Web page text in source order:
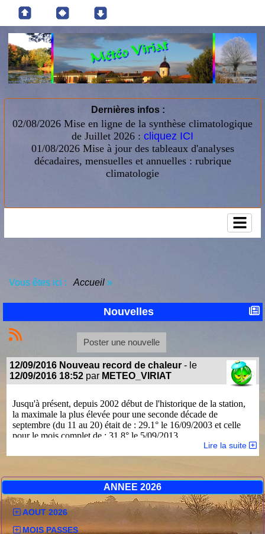
Dernières infos :
02/08/2026 Mise en ligne de la synthèse climatologique
de Juillet 2026 : cliquez ICI
01/08/2026 Mise à jour des tableaux d'analyses
décadaires, mensuelles et annuelles : rubrique
climatologie
ANNEE 2026
AOUT 2026
MOIS PASSES
Vous êtes ici : Accueil »
Nouvelles
Poster une nouvelle
12/09/2016 Nouveau record de chaleur - le
12/09/2016 18:52par METEO_VIRIAT
Jusqu'à présent, depuis 2002 début de l'historique de la station,
la maximale la plus élevée pour une seconde décade de
septembre (du 11 au 20) était de : 29.1° le 16/09/2003 et celle
pour le mois complet de : 31.8° le 5/09/2013.
Bien aidée par le vent de Sud très présent, la température de ce
12 septembre 2016 s'est élevée jusqu'à atteindre 32°!
pour une seconde décade, mais pour le mois complet.
Au gré des passages nuageux elle a oscillé autour des 30° à
partir de 13H30 puis s'est élevée de 2° lorsque le soleil a
totalement repris possession du ciel en milieu d'après-midi :
Lire la suite